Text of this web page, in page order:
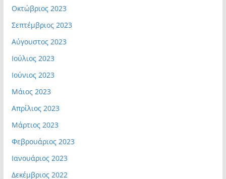
Οκτώβριος 2023
Σεπτέμβριος 2023
Αύγουστος 2023
Ιούλιος 2023
Ιούνιος 2023
Μάιος 2023
Απρίλιος 2023
Μάρτιος 2023
Φεβρουάριος 2023
Ιανουάριος 2023
Δεκέμβριος 2022